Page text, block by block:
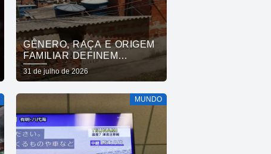
GÊNERO, RAÇA E ORIGEM
FAMILIAR DEFINEM
MOBILIDADE SOCIAL, DIZ
ESTUDO
31 de julho de 2026
MUNDO